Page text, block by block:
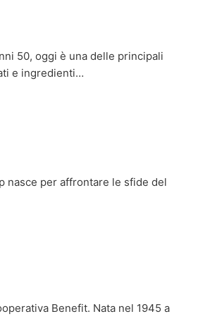
50, oggi è una delle principali
e ingredienti…
nasce per affrontare le sfide del
Benefit. Nata nel 1945 a